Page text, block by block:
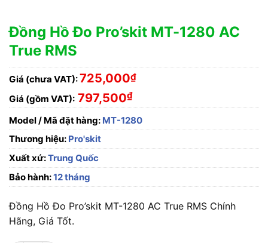
Đồng Hồ Đo Pro’skit MT-1280 AC
True RMS
Giá (chưa VAT):725,000₫
Giá (gồm VAT): 797,500₫
Model / Mã đặt hàng: MT-1280
Thương hiệu: Pro'skit
Xuất xứ:Trung Quốc
Bảo hành:12 tháng
Đồng Hồ Đo Pro’skit MT-1280 AC True RMS Chính
Hãng, Giá Tốt.